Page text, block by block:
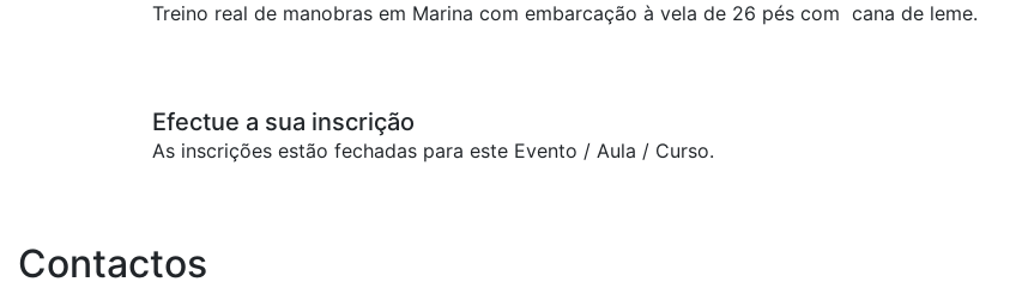
Treino real de manobras em Marina com embarcação à vela de 26 pés com cana de leme.
Efectue a sua inscrição
As inscrições estão fechadas para este Evento / Aula / Curso.
Contactos